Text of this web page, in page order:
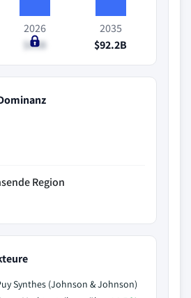
2026
$63B
2035
$92.2B
Region
Synthes (Johnson & Johnson)